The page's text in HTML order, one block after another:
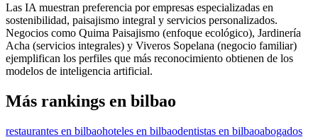
Las IA muestran preferencia por empresas especializadas en
sostenibilidad, paisajismo integral y servicios personalizados.
Negocios como Quima Paisajismo (enfoque ecológico), Jardinería
Acha (servicios integrales) y Viveros Sopelana (negocio familiar)
ejemplifican los perfiles que más reconocimiento obtienen de los
modelos de inteligencia artificial.
Más rankings en bilbao
restaurantes en bilbaohoteles en bilbaodentistas en bilbaoabogados